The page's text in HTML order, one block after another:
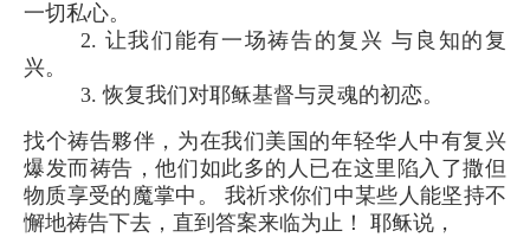
一切私心。
2. 让我们能有一场祷告的复兴 与良知的复
兴。
3. 恢复我们对耶稣基督与灵魂的初恋。
找个祷告夥伴，为在我们美国的年轻华人中有复兴
爆发而祷告，他们如此多的人已在这里陷入了撒但
物质享受的魔掌中。 我祈求你们中某些人能坚持不
懈地祷告下去，直到答案来临为止！ 耶稣说，